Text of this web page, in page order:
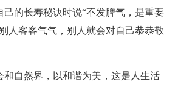
己的长寿秘诀时说“不发脾气，是重要
人客客气气，别人就会对自己恭恭敬
和自然界，以和谐为美，这是人生活